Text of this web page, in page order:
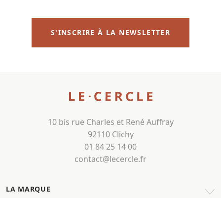
S'INSCRIRE À LA NEWSLETTER
10 bis rue Charles et René Auffray
92110 Clichy
01 84 25 14 00
contact@lecercle.fr
LA MARQUE